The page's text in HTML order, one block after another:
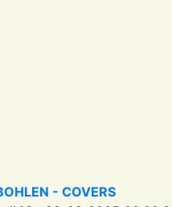
- COVERS